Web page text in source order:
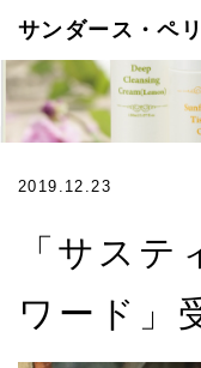
サンダース・ペ
2019.12.23
「サス
ワード」